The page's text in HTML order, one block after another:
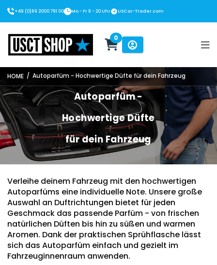
+49 (0)89 2000 791 00 Mo - Fr 8 - 20 Uhr USCar-Trader.com
USCT Shop
0
HOME / Autoparfüm - Hochwertige Düfte für dein Fahrzeug
Autoparfüm -
Hochwertige Düfte
für dein Fahrzeug
Verleihe deinem Fahrzeug mit den hochwertigen
Autoparfüms eine individuelle Note. Unsere große
Auswahl an Duftrichtungen bietet für jeden
Geschmack das passende Parfüm - von frischen
natürlichen Düften bis hin zu süßen und warmen
Aromen. Dank der praktischen Sprühflasche lässt
sich das Autoparfüm einfach und gezielt im
Fahrzeuginnenraum anwenden.